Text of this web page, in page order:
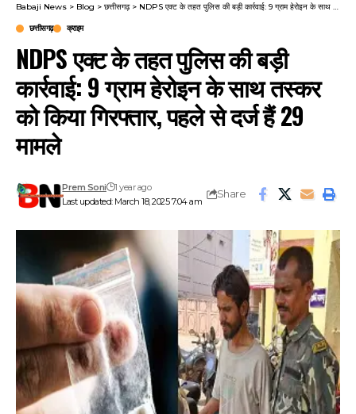
Babaji News > Blog > छत्तीसगढ़> NDPS एक्ट के तहत पुलिस की बड़ी कार्रवाई: 9 ग्राम हेरोइन के साथ तस्कर को किया गिरफ्तार, पहले से दर्ज हैं 29 मामले
छत्तीसगढ़ क्राइम
NDPS एक्ट के तहत पुलिस की बड़ी
कार्रवाई: 9 ग्राम हेरोइन के साथ तस्कर
को किया गिरफ्तार, पहले से दर्ज हैं 29
मामले
Last updated: March 18, 2025 7:04 am
Prem Soni 1 year ago
Share